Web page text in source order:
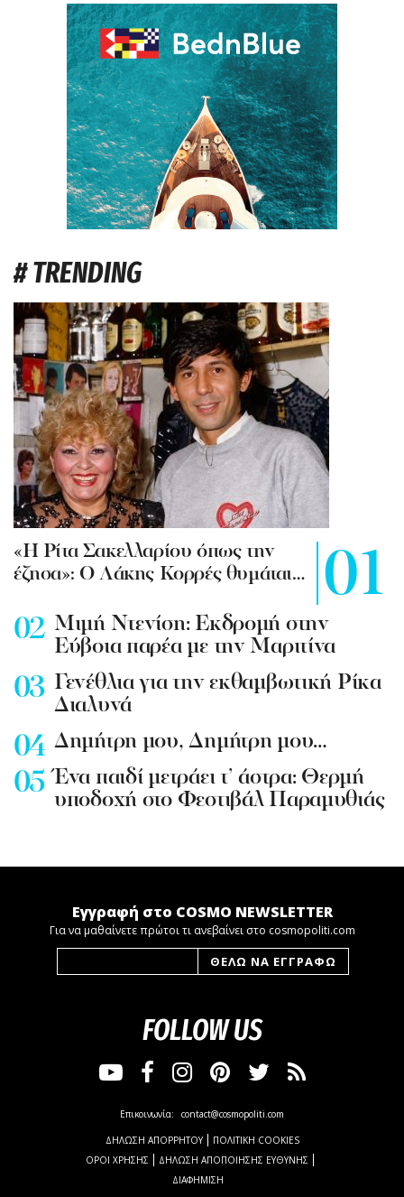
# TRENDING
«Η Ρίτα Σακελλαρίου όπως την
έζησα»: Ο Λάκης Κορρές θυμάται…
Mιμή Ντενίση: Εκδρομή στην
Εύβοια παρέα με την Μαριτίνα
Γενέθλια για την εκθαμβωτική Ρίκα
Διαλυνά
Δημήτρη μου, Δημήτρη μου…
Ένα παιδί μετράει τ’ άστρα: Θερμή
υποδοχή στο Φεστιβάλ Παραμυθιάς
Εγγραφή στο COSMO NEWSLETTER
Για να μαθαίνετε πρώτοι τι ανεβαίνει στο cosmopoliti.com
FOLLOW US
Επικοινωνία: contact@cosmopoliti.com
ΔΗΛΩΣΗ ΑΠΟΡΡΗΤΟΥ
ΠΟΛΙΤΙΚΗ COOKIES
ΟΡΟΙ ΧΡΗΣΗΣ
ΔΗΛΩΣΗ ΑΠΟΠΟΙΗΣΗΣ ΕΥΘΥΝΗΣ
ΔΙΑΦΗΜΙΣΗ